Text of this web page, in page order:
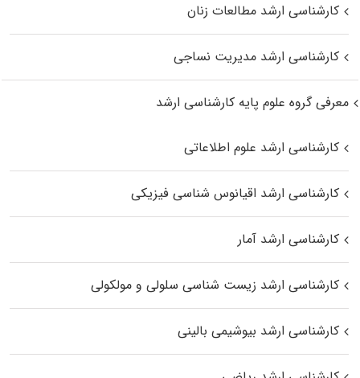
کارشناسی ارشد مطالعات زنان
کارشناسی ارشد مدیریت نساجی
معرفی گروه علوم پایه کارشناسی ارشد
کارشناسی ارشد علوم اطلاعاتی
کارشناسی ارشد اقیانوس‌ شناسی فیزیکی
کارشناسی ارشد آمار
کارشناسی ارشد زیست شناسی سلولی و مولکولی
کارشناسی ارشد بیوشیمی بالینی